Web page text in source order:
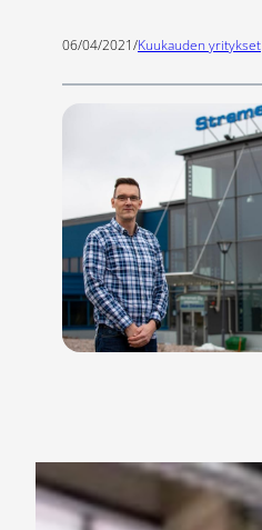
06/04/2021/Kuukauden yritykset